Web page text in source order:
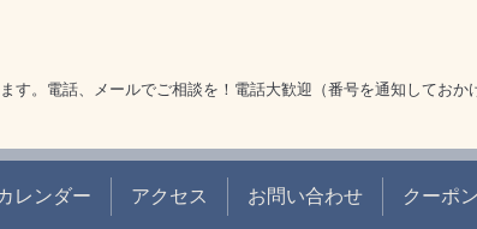
す。電話、メールでご相談を！電話大歓迎（番号を通知しておか
レンダー アクセス お問い合わせ クーポン